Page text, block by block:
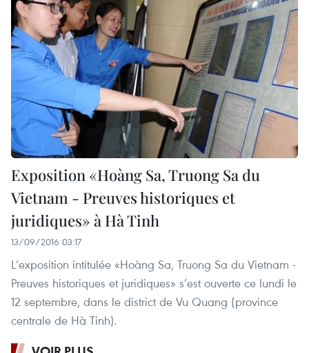
Exposition «Hoàng Sa, Truong Sa du
Vietnam - Preuves historiques et
juridiques» à Hà Tinh
13/09/2016 03:17
L’exposition intitulée «Hoàng Sa, Truong Sa du Vietnam -
Preuves historiques et juridiques» s’est ouverte ce lundi le
12 septembre, dans le district de Vu Quang (province
centrale de Hà Tinh).